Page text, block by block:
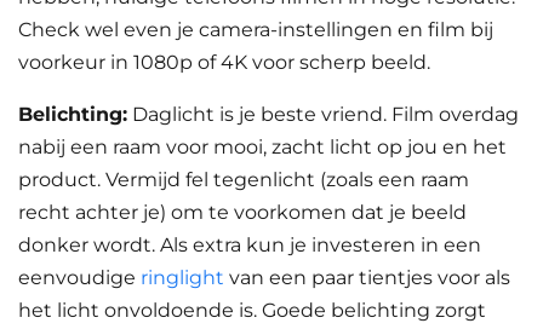
Check wel even je camera-instellingen en film bij
voorkeur in 1080p of 4K voor scherp beeld.
Belichting: Daglicht is je beste vriend. Film overdag
nabij een raam voor mooi, zacht licht op jou en het
product. Vermijd fel tegenlicht (zoals een raam
recht achter je) om te voorkomen dat je beeld
donker wordt. Als extra kun je investeren in een
eenvoudige ringlight van een paar tientjes voor als
het licht onvoldoende is. Goede belichting zorgt